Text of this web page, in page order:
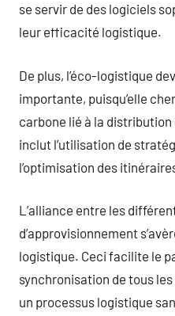
se servir de des logiciels
leur efficacité logistique.
De plus, l’éco-logistique
importante, puisqu’elle
carbone lié à la
inclut l’utilisation de
l’optimisation des
L’alliance entre les
d’approvisionnement
logistique. Ceci facilite le
synchronisation de tous
un processus logistique